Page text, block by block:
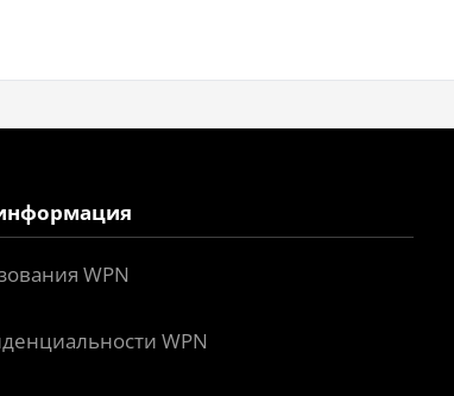
WPN
WPN